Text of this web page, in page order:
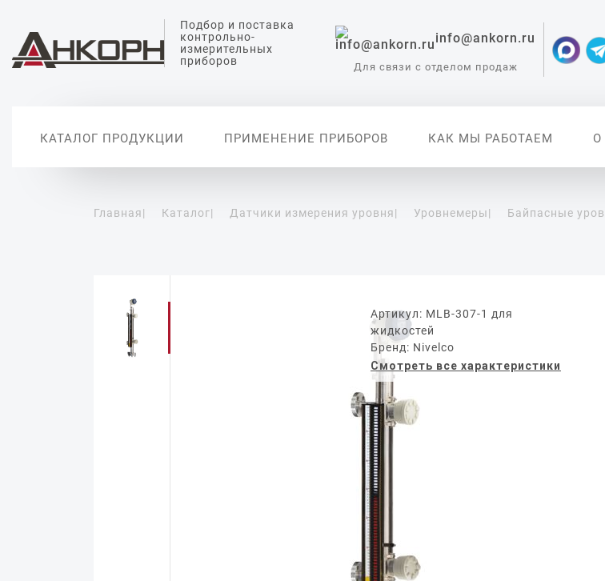
Подбор и поставка
контрольно-
измерительных
приборов
info@ankorn.ru
Для связи с отделом продаж
КАТАЛОГ ПРОДУКЦИИ ПРИМЕНЕНИЕ ПРИБОРОВ КАК МЫ РАБОТАЕМ
Главная| Каталог| Датчики измерения уровня| Уровнемеры| Байпасные
Артикул: MLB-307-1 для
жидкостей
Бренд: Nivelco
Смотреть все характеристики